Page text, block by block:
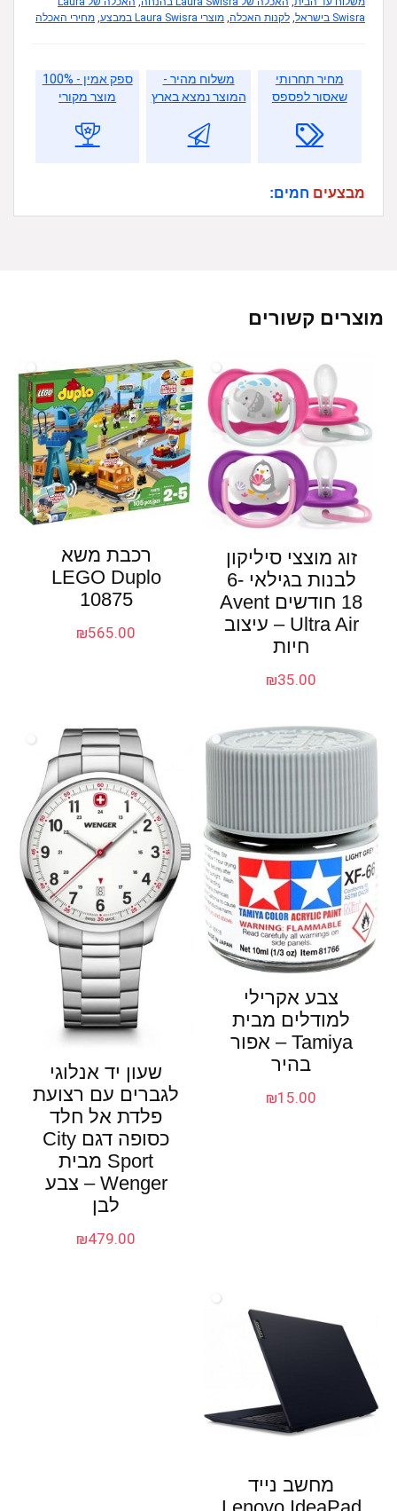
Swisra בישראל
, לקנות האכלה, מוצרי Laura Swisra במבצע , מחירי האכלה
מחיר תחרותי
שאסור לפספס
משלוח מהיר -
המוצר נמצא בארץ
ספק אמין - 100%
מוצר מקורי
מבצעים חמים:
מוצרים קשורים
זוג מוצצי סיליקון
לבנות בגילאי 6-
18 חודשים Avent
Ultra Air – עיצוב
חיות
₪35.00
רכבת משא
LEGO Duplo
10875
₪565.00
צבע אקרילי
למודלים מבית
Tamiya – אפור
בהיר
₪15.00
שעון יד אנלוגי
לגברים עם רצועת
פלדת אל חלד
כסופה דגם City
Sport מבית
Wenger – צבע
לבן
₪479.00
מחשב נייד